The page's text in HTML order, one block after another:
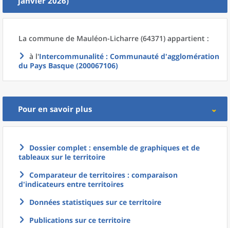
La commune de Mauléon-Licharre (64371) appartient :
à l'Intercommunalité : Communauté d'agglomération
du Pays Basque (200067106)
Pour en savoir plus
Dossier complet : ensemble de graphiques et de
tableaux sur le territoire
Comparateur de territoires : comparaison
d'indicateurs entre territoires
Données statistiques sur ce territoire
Publications sur ce territoire